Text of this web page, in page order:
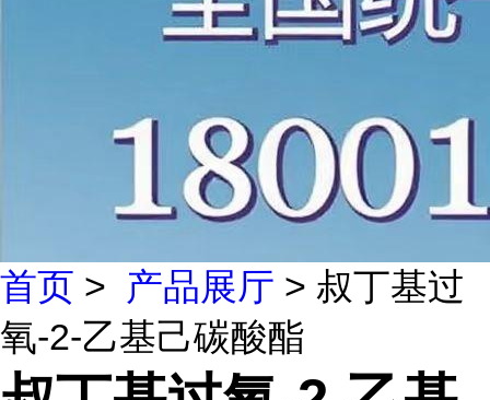
首页 > 产品展厅 > 叔丁基过
氧-2-乙基己碳酸酯